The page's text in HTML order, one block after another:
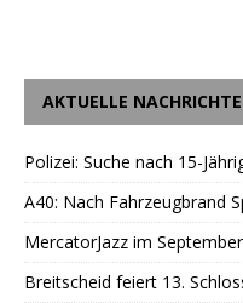
AKTUELLE
Polizei: Suche nach 15-
A40: Nach Fahrzeugbrand
MercatorJazz im September
Breitscheid feiert 13.